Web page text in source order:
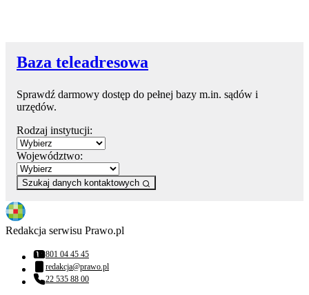
Baza teleadresowa
Sprawdź darmowy dostęp do pełnej bazy m.in. sądów i
urzędów.
Rodzaj instytucji:
Województwo:
Szukaj danych kontaktowych
Redakcja serwisu Prawo.pl
Numer telefonu:
801 04 45 45
Adres email:
redakcja@prawo.pl
Numer telefonu:
22 535 88 00